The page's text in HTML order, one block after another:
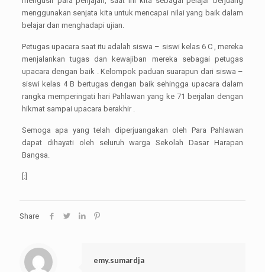
menggunakan senjata kita untuk mencapai nilai yang baik dalam
belajar dan menghadapi ujian.
Petugas upacara saat itu adalah siswa – siswi kelas 6 C , mereka
menjalankan tugas dan kewajiban mereka sebagai petugas
upacara dengan baik . Kelompok paduan suarapun dari siswa –
siswi kelas 4 B bertugas dengan baik sehingga upacara dalam
rangka memperingati hari Pahlawan yang ke 71 berjalan dengan
hikmat sampai upacara berakhir .
Semoga apa yang telah diperjuangakan oleh Para Pahlawan
dapat dihayati oleh seluruh warga Sekolah Dasar Harapan
Bangsa.
[:]
Share
emy.sumardja